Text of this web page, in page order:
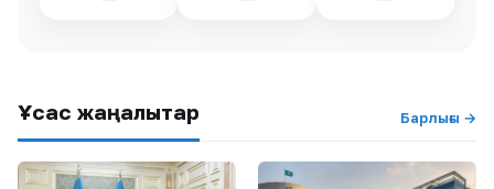
Ұқсас жаңалықтар Барлығы →